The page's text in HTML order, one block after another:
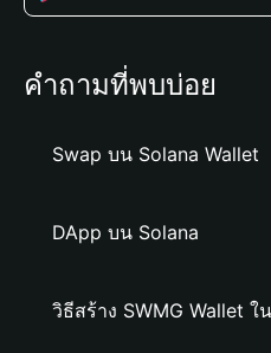
คำถามที่พบบ่อย
Swap บน Solana Wallet
DApp บน Solana
วิธีสร้าง SWMG Wallet ใ